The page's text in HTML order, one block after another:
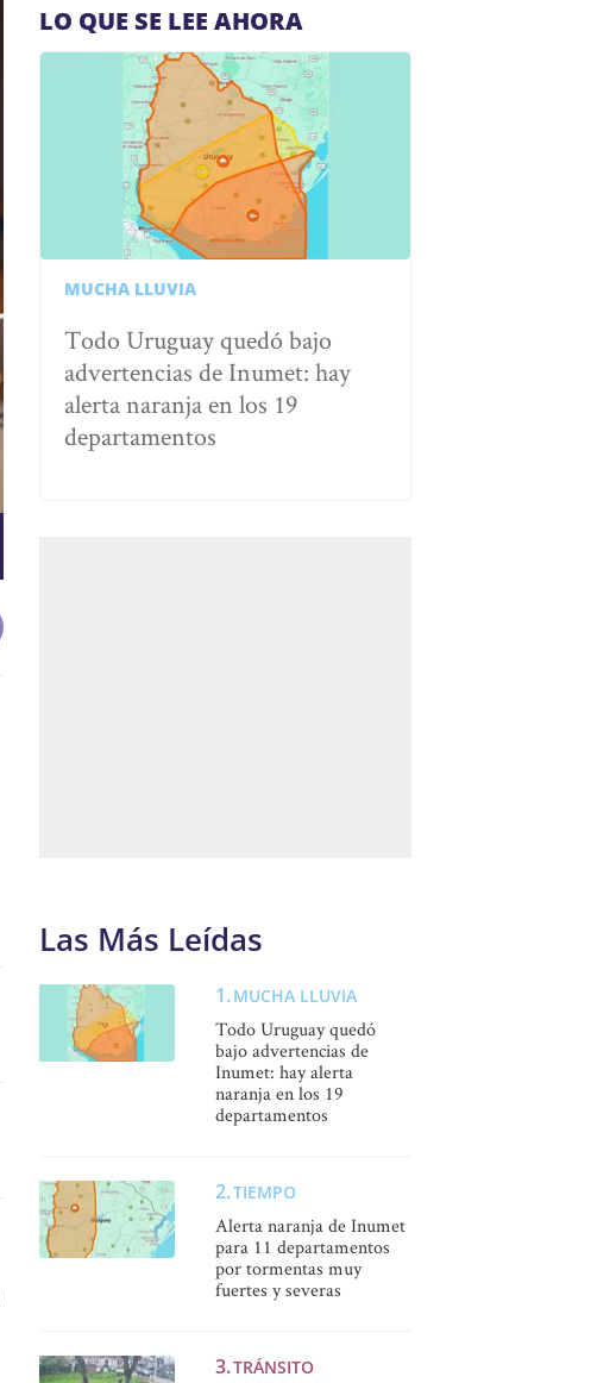
LO QUE SE LEE AHORA
MUCHA LLUVIA
Todo Uruguay quedó bajo
advertencias de Inumet: hay
alerta naranja en los 19
departamentos
Las Más Leídas
MUCHA LLUVIA
Todo Uruguay quedó
bajo advertencias de
Inumet: hay alerta
naranja en los 19
departamentos
TIEMPO
Alerta naranja de Inumet
para 11 departamentos
por tormentas muy
fuertes y severas
TRÁNSITO